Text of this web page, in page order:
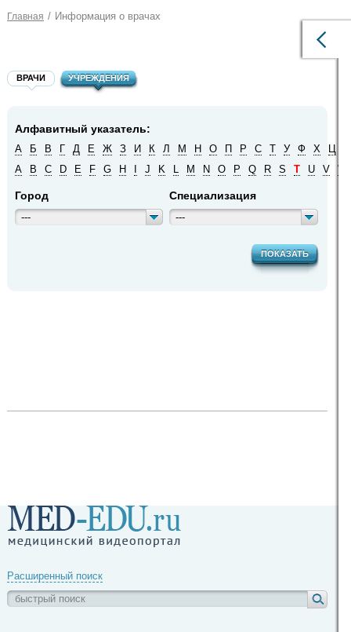
Главная / Информация о врачах
ВРАЧИ УЧРЕЖДЕНИЯ
Алфавитный указатель:
А Б В Г Д Е Ж З И К Л М Н О П Р С Т У Ф Х Ц
A
B C D E F G H J K L M N O P Q R S T U V W
Город
---
Специализация
---
ПОКАЗАТЬ
Расширенный поиск